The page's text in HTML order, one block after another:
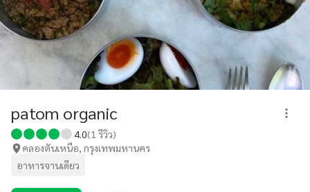
patom organic
4.0(1 รีวิว)
คลองตันเหนือ, กรุงเทพมหานคร
อาหารจานเดียว